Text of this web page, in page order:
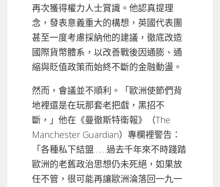
再次獲得權力人士賞識。他認真提理
念，發表意義重大的構想，英國代表團
甚至一度考慮採納他的建議，徹底改造
國際貨幣體系，以改善戰後因通膨、通
縮與貶值政策而始終不斷的金融動盪。
然而，會議並不順利。「歐洲使節們背
地裡還是在玩那套老把戲，黑招不
斷，」他在《曼徹斯特衛報》（The
Manchester Guardian）專欄裡警告：
「各種私下結盟……過去千年來不時踐踏
歐洲的老舊政治思想仍未死絕，如果放
任不管，很可能再讓歐洲淪落回一九一